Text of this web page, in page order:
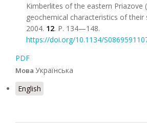
Kimberlites of the eastern Priazove
geochemical characteristics of their
2004. 12. P. 134—148.
https://doi.org/10.1134/
PDF
Мова Українська
English